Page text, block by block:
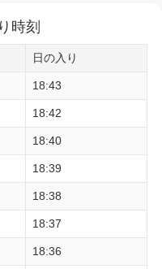
時刻
日の入り
18:43
18:42
18:40
18:39
18:38
18:37
18:36